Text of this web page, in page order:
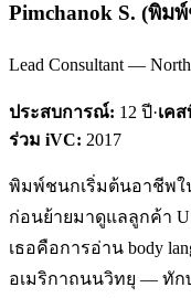
Pimchanok S. (พิมพ์
Lead Consultant —
ประสบการณ์: 12 ปี·เค
ร่วม iVC: 2017
พิมพ์ชนกเริ่มต้นอาชีพใ
ก่อนย้ายมาดูแลลูกค้า
เธอคือการอ่าน body
อเมริกาถนนวิทยุ — ทัก